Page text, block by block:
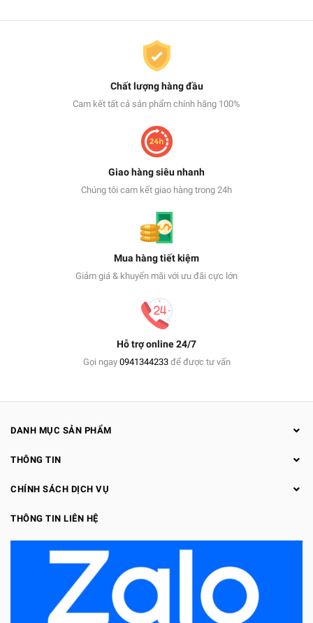
Chất lượng hàng đầu
Cam kết tất cả sản phẩm chính hãng 100%
Giao hàng siêu nhanh
Chúng tôi cam kết giao hàng trong 24h
Mua hàng tiết kiệm
Giảm giá & khuyến mãi với ưu đãi cực lớn
Hỗ trợ online 24/7
Gọi ngay 0941344233để được tư vấn
DANH MỤC SẢN PHẨM
THÔNG TIN
CHÍNH SÁCH DỊCH VỤ
THÔNG TIN LIÊN HỆ